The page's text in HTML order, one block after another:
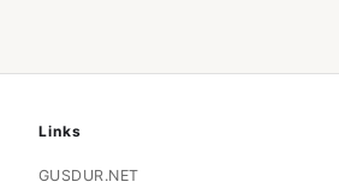
Links
GUSDUR.NET